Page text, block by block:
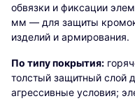
обвязки и фиксации
мм — для защиты
изделий и армирования.
По типу покрытия:
толстый защитный
агрессивные условия;